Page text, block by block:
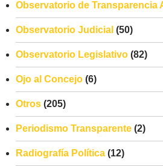
Observatorio de Transparencia
Observatorio Judicial (50)
Observatorio Legislativo (82)
Ojo al Concejo (6)
Otros (205)
Periodismo Transparente (2)
Radiografía Política (12)